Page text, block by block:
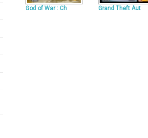
God of War : Ch Grand Theft Aut